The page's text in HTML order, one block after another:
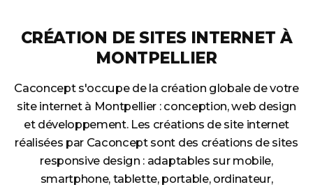
CRÉATION DE SITES INTERNET À
MONTPELLIER
Caconcept s'occupe de la création globale de votre
site internet à Montpellier : conception, web design
et développement. Les créations de site internet
réalisées par Caconcept sont des créations de sites
responsive design : adaptables sur mobile,
smartphone, tablette, portable, ordinateur,